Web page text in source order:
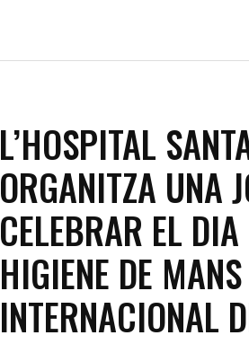
L’HOSPITAL
ORGANITZA UNA
CELEBRAR EL
HIGIENE DE
INTERNACIONAL